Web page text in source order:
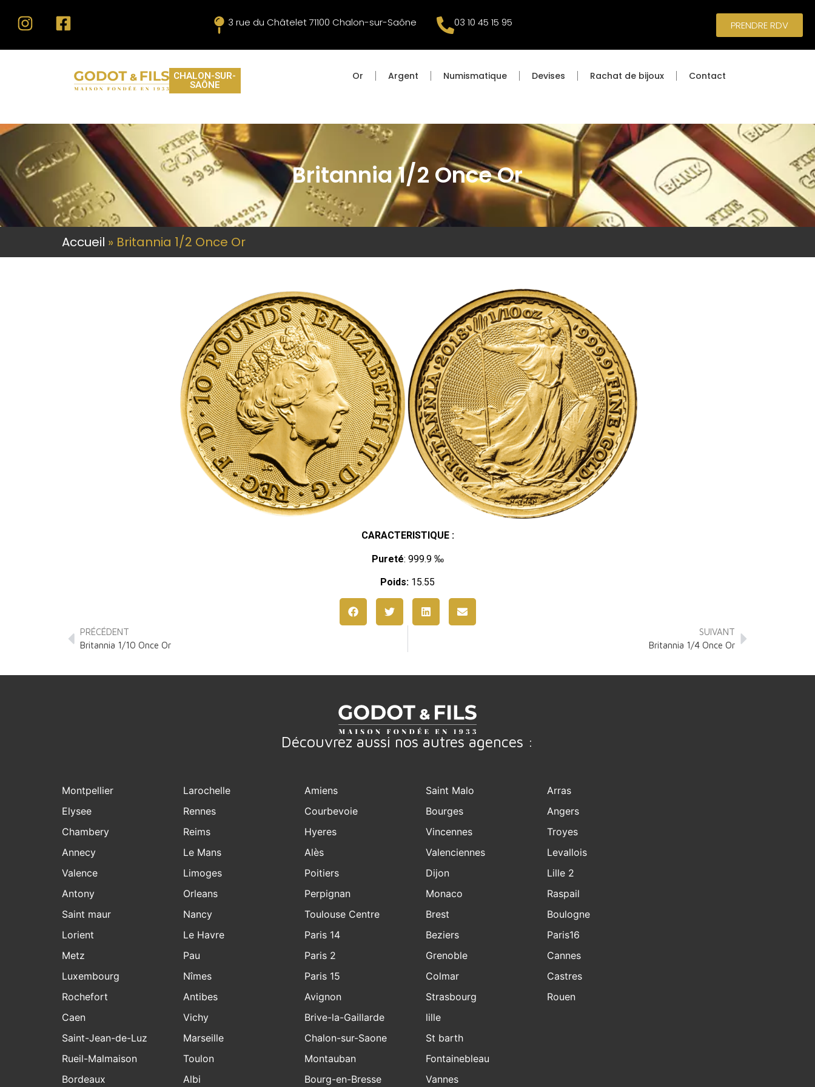
3 rue du Châtelet 71100 Chalon-sur-Saône 03 10 45 15 95 PRENDRE RDV
CHALON-SUR-
SAÔNE
Or Argent Numismatique Devises Rachat de bijoux Contact
Britannia 1/2 Once Or
Accueil » Britannia 1/2 Once Or
CARACTERISTIQUE :
Pureté: 999.9 ‰
Poids: 15.55
PRÉCÉDENT
Britannia 1/10 Once Or
SUIVANT
Britannia 1/4 Once Or
Découvrez aussi nos autres agences :
Montpellier
Elysee
Chambery
Annecy
Valence
Antony
Saint maur
Lorient
Metz
Luxembourg
Rochefort
Larochelle
Rennes
Reims
Le Mans
Limoges
Orleans
Nancy
Le Havre
Pau
Nîmes
Antibes
Amiens
Courbevoie
Hyeres
Alès
Poitiers
Perpignan
Toulouse Centre
Paris 14
Paris 2
Paris 15
Avignon
Saint Malo
Bourges
Vincennes
Valenciennes
Dijon
Monaco
Brest
Beziers
Grenoble
Colmar
Strasbourg
Arras
Angers
Troyes
Levallois
Lille 2
Raspail
Boulogne
Paris16
Cannes
Castres
Rouen
Caen
Saint-Jean-de-Luz
Rueil-Malmaison
Bordeaux
Vichy
Marseille
Toulon
Albi
Brive-la-Gaillarde
Chalon-sur-Saone
Montauban
Bourg-en-Bresse
lille
St barth
Fontainebleau
Vannes